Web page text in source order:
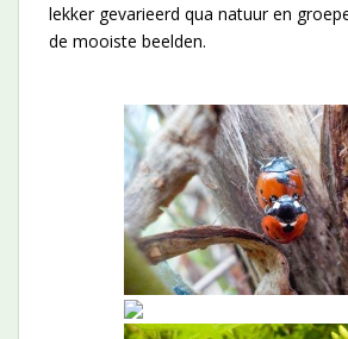
lekker gevarieerd qua natuur en
de mooiste beelden.